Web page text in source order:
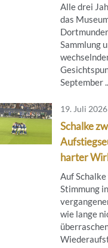
Alle drei
das
Sammlung
September ...
19. Juli 2026
Schalke
harter
Auf
Stimmung
wie lange